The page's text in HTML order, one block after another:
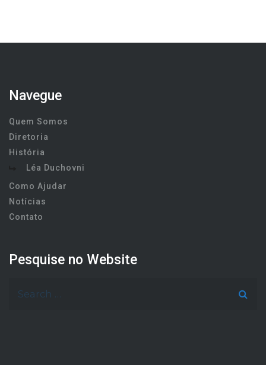
Navegue
Quem Somos
Diretoria
História
Léa Duchovni
Como Ajudar
Notícias
Contato
Pesquise no Website